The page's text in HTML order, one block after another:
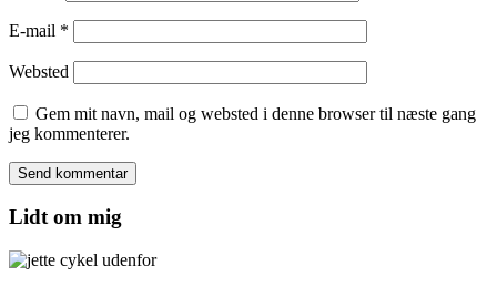
E-mail *
Websted
Gem mit navn, mail og websted i denne browser til næste gang
jeg kommenterer.
Lidt om mig